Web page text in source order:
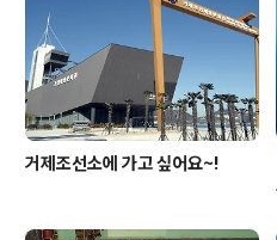
다시 운동장으로 돌아오는 코스 입니다. 거
을 달리는 것은 직원들에게도 색다른 경험
면적이 400만㎡에 달해,..
거제조선소에 가고 싶어요~!